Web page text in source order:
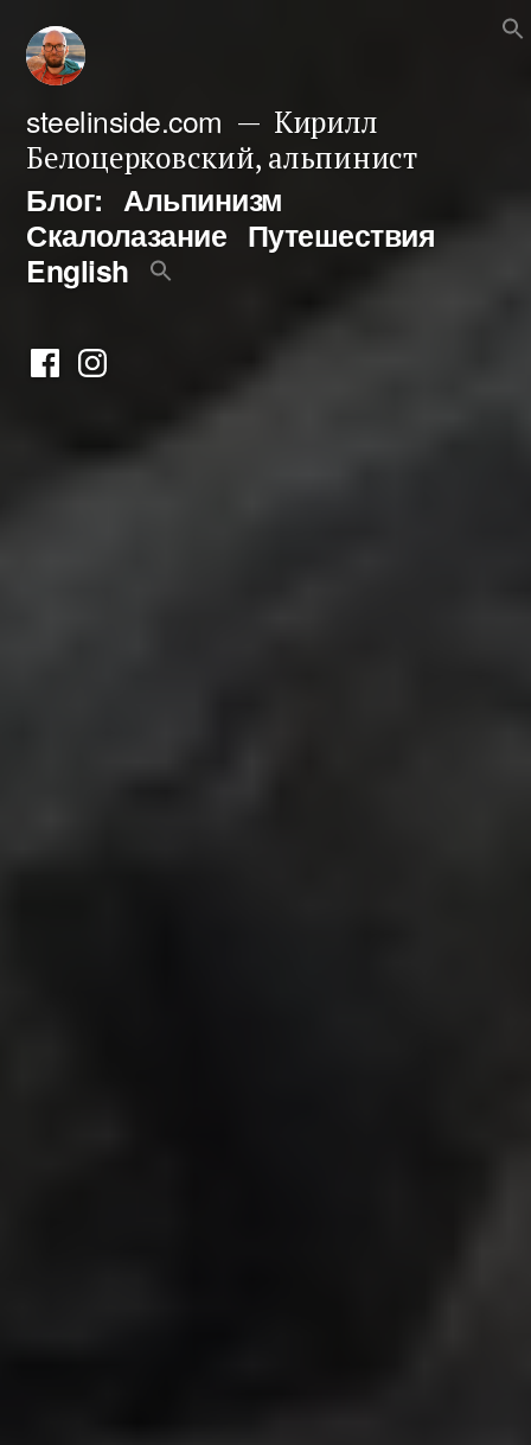
Перейти
содержимому
steelinside.com
Кирилл
Белоцерковский, альпинист
Блог: Альпинизм
Скалолазание Путешествия
English
ФейсбукИнстаграм